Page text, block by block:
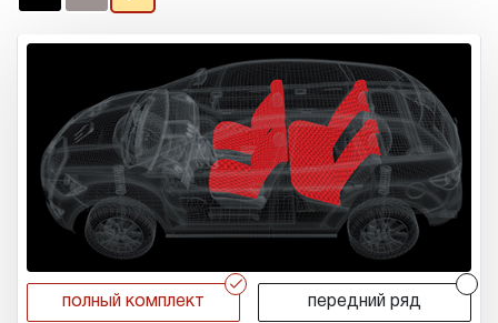
r
полный комплект передний ряд